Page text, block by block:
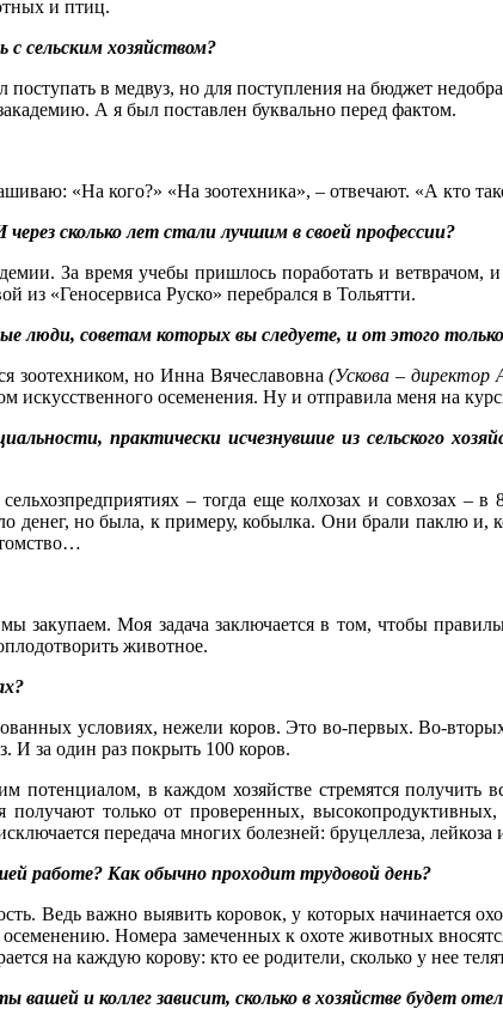
и птиц.
сельским хозяйством?
поступать в медвуз, но для поступления на бюджет
А я был поставлен буквально перед фактом.
«На кого?» «На зоотехника», – отвечают. «А кто
сколько лет стали лучшим в своей профессии?
За время учебы пришлось поработать и
«Геносервиса Руско» перебрался в Тольятти.
люди, советам которых вы следуете, и от этого
зоотехником, но Инна Вячеславовна(Ускова –
искусственного осеменения. Ну и отправила меня на
практически исчезнувшие из сельского
– тогда еще колхозах и совхозах
денег, но была, к примеру, кобылка. Они брали паклю и,
закупаем. Моя задача заключается в том, чтобы
животное.
условиях, нежели коров. Это во-первых. Во-
И за один раз покрыть 100 коров.
потенциалом, в каждом хозяйстве стремятся
получают только от проверенных,
передача многих болезней: бруцеллеза, лейкоза
работе? Как обычно проходит трудовой день?
Ведь важно выявить коровок, у которых начинается
Номера замеченных к охоте животных
на каждую корову: кто ее родители, сколько у нее
и коллег зависит, сколько в хозяйстве будет